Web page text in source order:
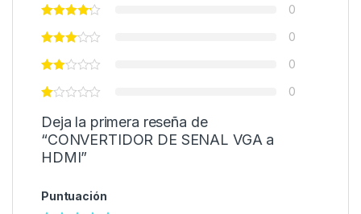
0
0
0
0
Deja la primera reseña de
“CONVERTIDOR DE SENAL VGA a
HDMI”
Puntuación